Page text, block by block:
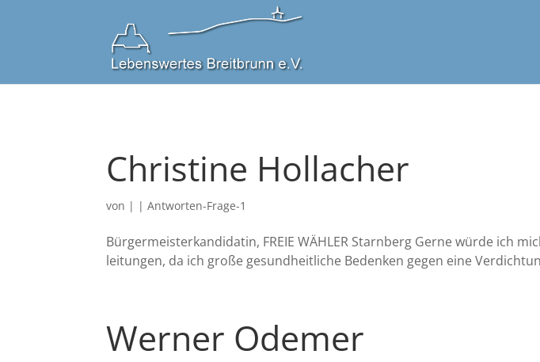
Christine Hollacher
von | |Antworten-Frage-1
Bür­ger­meis­ter­kan­di­da­tin, FREIE WÄHLER Starnberg Ger­ne wür­de ich
lei­tun­gen, da ich gro­ße gesund­heit­li­che Beden­ken gegen eine
Werner Odemer